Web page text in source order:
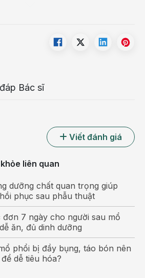
phế quản cấp rất dễ phát tán,
giọt bắn, nước bọt khi ho, hắt
là một bệnh nhiễm trùng đường
hấp thường gặp
viêm phế quản cấp gồm:
người
Bác sĩ
Viết đánh giá
liên quan
dưỡng chất quan trọng giúp
phục sau phẫu thuật
đơn 7 ngày cho người sau mổ
ăn, đủ dinh dưỡng
phổi bị đầy bụng, táo bón nên
dễ tiêu hóa?